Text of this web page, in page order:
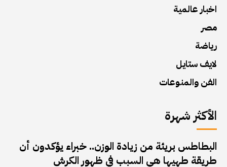
اخبار عالمية
مصر
رياضة
لايف ستايل
الفن والمنوعات
الأكثر شهرة
البطاطس بريئة من زيادة الوزن.. خبراء يؤكدون أن
طريقة طهيها هي السبب في ظهور الكرش